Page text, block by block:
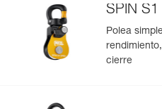
SPIN S1
Polea
cierre